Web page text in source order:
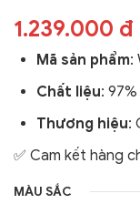
1.239.000 đ
Mã sản phẩm:
Chất liệu:
Thương hiệu:
✅ Cam kết hàng
MÀU SẮC